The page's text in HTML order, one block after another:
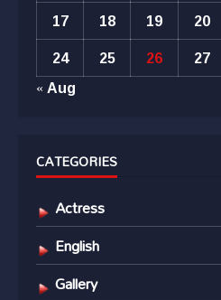
17
18 19 20
24
25 26 27
« Aug
CATEGORIES
Actress
English
Gallery